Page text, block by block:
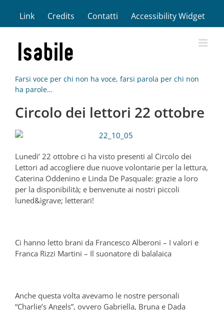
contenuto
Link Credits Contatti Accessibility Widget
Farsi voce per chi non ha voce, farsi parola per chi non
ha parole…
Circolo dei lettori 22 ottobre
Lunedi’ 22 ottobre ci ha visto presenti al Circolo dei
Lettori ad accogliere due nuove volontarie per la lettura,
Caterina Oddenino e Linda De Pasquale: grazie a loro
per la disponibilità; e benvenute ai nostri piccoli
luned&ìgrave; letterari!
Ci hanno letto brani da Francesco Alberoni – I valori e
Franca Rizzi Martini – Il suonatore di balalaica
Anche questa volta avevamo le nostre personali
“Charlie’s Angels”, ovvero Gabriella, Bruna e Dada